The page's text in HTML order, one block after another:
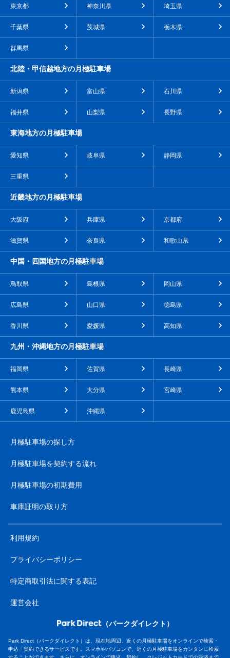
東京都 神奈川県 埼玉県
千葉県 茨城県 栃木県
群馬県
北陸・甲信越地方の月極駐車場
新潟県 富山県 石川県
福井県 山梨県 長野県
東海地方の月極駐車場
愛知県 岐阜県 静岡県
三重県
近畿地方の月極駐車場
大阪府 兵庫県 京都府
滋賀県 奈良県 和歌山県
中国・四国地方の月極駐車場
鳥取県 島根県 岡山県
広島県 山口県 徳島県
香川県 愛媛県 高知県
九州・沖縄地方の月極駐車場
福岡県 佐賀県 長崎県
熊本県 大分県 宮崎県
鹿児島県 沖縄県
月極駐車場の探し方
月極駐車場を契約する流れ
月極駐車場の初期費用
車庫証明の取り方
利用規約
プライバシーポリシー
特定商取引法に関する表記
運営会社
（パークダイレクト）
Park Direct（パークダイレクト）は、現在地周辺、近くの月極駐車場をオンラインで検索・
申込・契約できるサービスです。スマホやパソコンで、近くの月極駐車場をカンタンに検索